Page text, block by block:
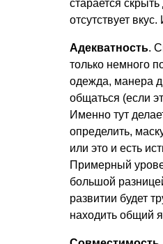
старается
отсутствует
Адекватность.
только немного
одежда, манера
общаться (если
Именно тут
определить,
или это и есть
Примерный
большой
развитии будет
находить общий